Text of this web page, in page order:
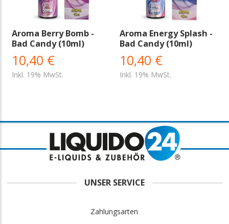
Aroma Berry Bomb -
Bad Candy (10ml)
10,40 €
Inkl. 19% MwSt.
Aroma Energy Splash -
Bad Candy (10ml)
10,40 €
Inkl. 19% MwSt.
UNSER SERVICE
Zahlungsarten